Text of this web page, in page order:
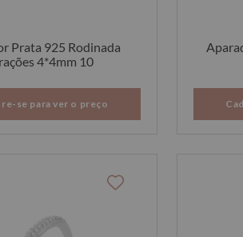
Prata 925 Rodinada
4*4mm 10
se para ver o preço